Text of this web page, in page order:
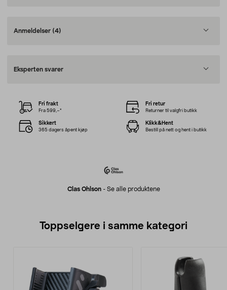
Anmeldelser (4)
Eksperten svarer
Clas Ohlson- Se alle produktene
Fri frakt
Fra 599,–*
Fri retur
Returner til valgfri butikk
Sikkert
365 dagers åpent kjøp
Klikk&Hent
Bestill på nett og hent i butikk
Toppselgere i samme kategori